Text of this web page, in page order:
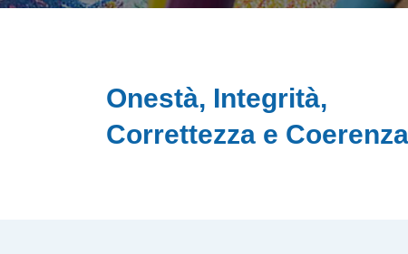
Onestà, Integrità,
Correttezza e Coerenza